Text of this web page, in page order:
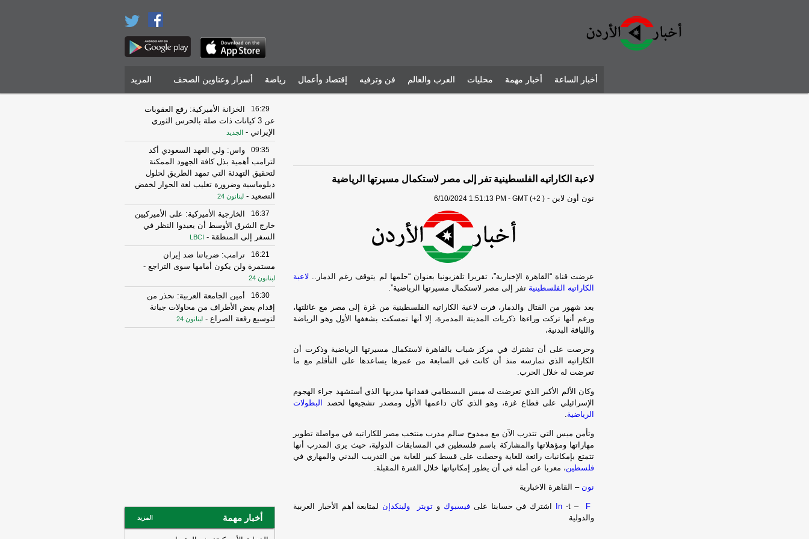
أخبار الساعة أخبار مهمة محليات العرب والعالم فن وترفيه إقتصاد وأعمال رياضة أسرار وعناوين الصحف المزيد
لاعبة الكاراتيه الفلسطينية تفر إلى مصر لاستكمال مسيرتها الرياضية
نون أون لاين -
6/10/2024 1:51:13 PM - GMT (+2 )
عرضت قناة “القاهرة الإخبارية”، تقريرا تلفزيونيا بعنوان “حلمها لم يتوقف رغم الدمار.. لاعبة
الكاراتيه الفلسطينية تفر إلى مصر لاستكمال مسيرتها الرياضية”.
بعد شهور من القتال والدمار، فرت لاعبة الكاراتيه الفلسطينية من غزة إلى مصر مع عائلتها،
ورغم أنها تركت وراءها ذكريات المدينة المدمرة، إلا أنها تمسكت بشغفها الأول وهو الرياضة
واللياقة البدنية،
وحرصت على أن تشترك في مركز شباب بالقاهرة لاستكمال مسيرتها الرياضية وذكرت أن
الكاراتيه الذي تمارسه منذ أن كانت في السابعة من عمرها يساعدها على التأقلم مع ما
تعرضت له خلال الحرب.
وكان الألم الأكبر الذي تعرضت له ميس البسطامي فقدانها مدربها الذي أستشهد جراء الهجوم
الإسرائيلي على قطاع غزة، وهو الذي كان داعمها الأول ومصدر تشجيعها لحصد البطولات
الرياضية.
وتأمن ميس التي تتدرب الآن مع ممدوح سالم مدرب منتخب مصر للكاراتيه في مواصلة تطوير
مهاراتها ومؤهلاتها والمشاركة باسم فلسطين في المسابقات الدولية، حيث يرى المدرب أنها
تتمتع بإمكانيات رائعة للغاية وحصلت على قسط كبير للغاية من التدريب البدني والمهاري في
فلسطين، معربا عن أمله في أن يطور إمكانياتها خلال الفترة المقبلة.
نون– القاهرة الاخبارية
In -t – F اشترك في حسابنا على فيسبوك وتويتر ولينكدإن لمتابعة أهم الأخبار العربية
والدولية
16:29
الخزانة الأميركية: رفع العقوبات
عن 3 كيانات ذات صلة بالحرس الثوري
الإيراني - الجديد
09:35
واس: ولي العهد السعودي أكد
لترامب أهمية بذل كافة الجهود الممكنة
لتحقيق التهدئة التي تمهد الطريق لحلول
دبلوماسية وضرورة تغليب لغة الحوار لخفض
التصعيد - لبنانون 24
16:37
الخارجية الأميركية: على الأميركيين
خارج الشرق الأوسط أن يعيدوا النظر في
السفر إلى المنطقة -
LBCI
16:21
ترامب: ضرباتنا ضد إيران
مستمرة ولن يكون أمامها سوى التراجع -
لبنانون 24
16:30
أمين الجامعة العربية: نحذر من
إقدام بعض الأطراف من محاولات جبانة
لتوسيع رقعة الصراع - لبنانون 24
14:45
فُجرت بلغم بحري في هرمز انحرفت عن
المسار الذي حددته إيران
أخبار مهمة المزيد